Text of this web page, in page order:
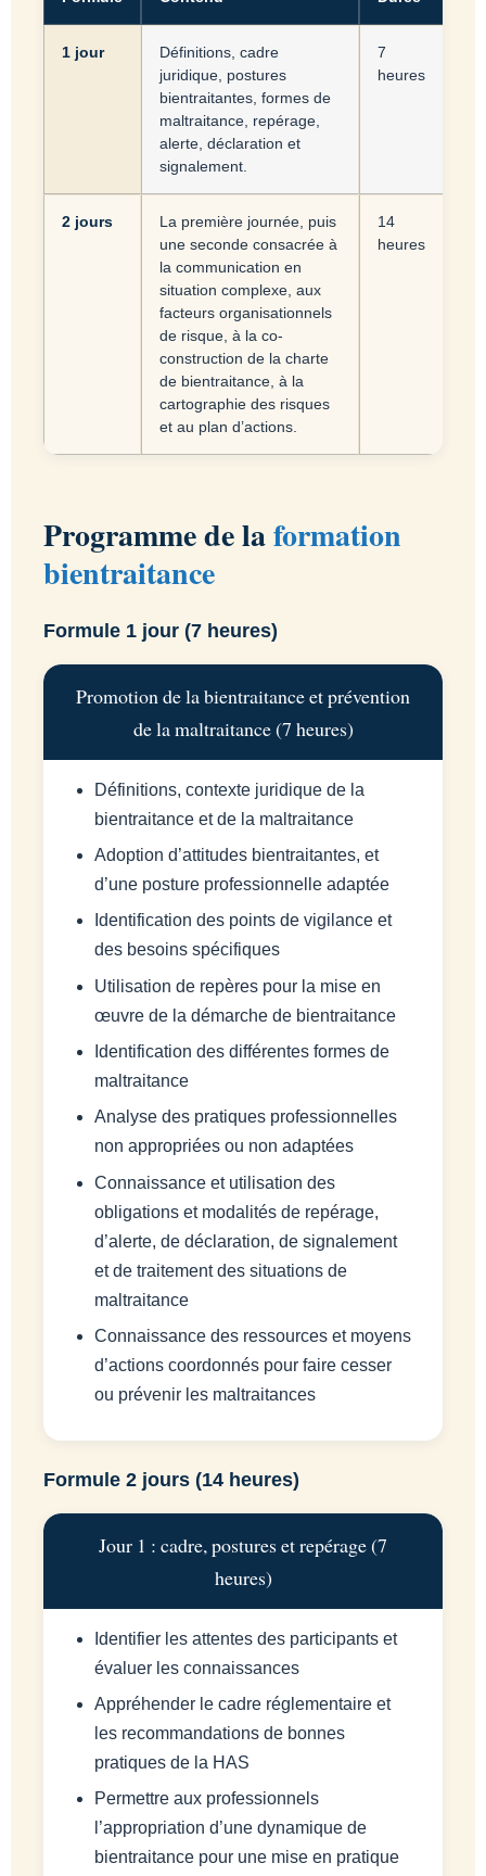
1 jour
Définitions, cadre
juridique, postures
bientraitantes, formes de
maltraitance, repérage,
alerte, déclaration et
signalement.
7
heures
2 jours
La première journée, puis
une seconde consacrée à
la communication en
situation complexe, aux
facteurs organisationnels
de risque, à la co-
construction de la charte
de bientraitance, à la
cartographie des risques
et au plan d’actions.
14
heures
Programme de laformation
bientraitance
Formule 1 jour (7 heures)
Promotion de la bientraitance et prévention
de la maltraitance (7 heures)
Définitions, contexte juridique de la
bientraitance et de la maltraitance
Adoption d’attitudes bientraitantes, et
d’une posture professionnelle adaptée
Identification des points de vigilance et
des besoins spécifiques
Utilisation de repères pour la mise en
œuvre de la démarche de bientraitance
Identification des différentes formes de
maltraitance
Analyse des pratiques professionnelles
non appropriées ou non adaptées
Connaissance et utilisation des
obligations et modalités de repérage,
d’alerte, de déclaration, de signalement
et de traitement des situations de
maltraitance
Connaissance des ressources et moyens
d’actions coordonnés pour faire cesser
ou prévenir les maltraitances
Formule 2 jours (14 heures)
Jour 1 : cadre, postures et repérage (7
heures)
Identifier les attentes des participants et
évaluer les connaissances
Appréhender le cadre réglementaire et
les recommandations de bonnes
pratiques de la HAS
Permettre aux professionnels
l’appropriation d’une dynamique de
bientraitance pour une mise en pratique